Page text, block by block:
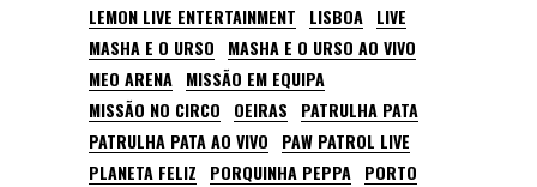
LEMON LIVE ENTERTAINMENT
LISBOA LIVE
MASHA E O URSO
MASHA E O URSO AO VIVO
MEO ARENA MISSÃO EM EQUIPA
MISSÃO NO CIRCO
OEIRAS
PATRULHA PATA
PATRULHA PATA AO VIVO
PAW PATROL LIVE
PLANETA FELIZ
PORQUINHA PEPPA PORTO